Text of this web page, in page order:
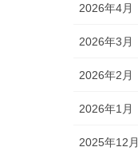
2026年4月
2026年3月
2026年2月
2026年1月
2025年12月